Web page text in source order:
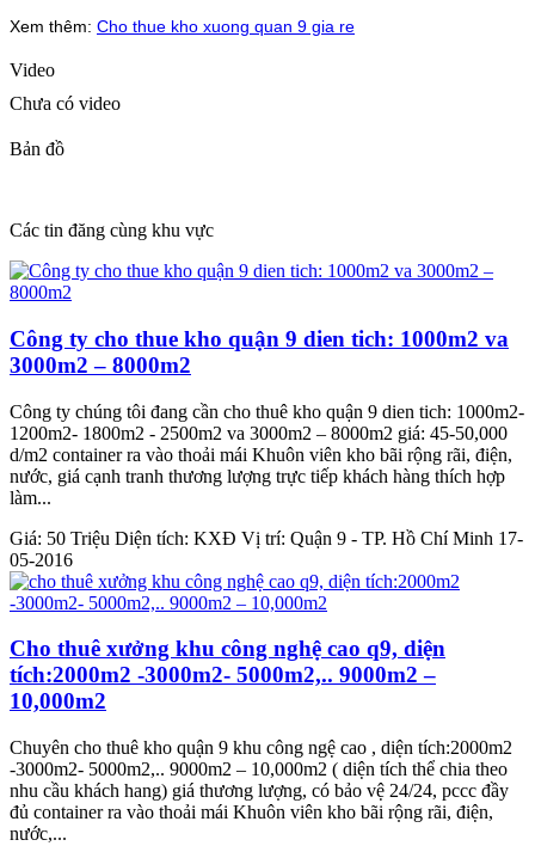
Xem thêm: Cho thue kho xuong quan 9 gia re
Video
Chưa có video
Bản đồ
Các tin đăng cùng khu vực
Công ty cho thue kho quận 9 dien tich: 1000m2 va
3000m2 – 8000m2
Công ty chúng tôi đang cần cho thuê kho quận 9 dien tich: 1000m2-
1200m2- 1800m2 - 2500m2 va 3000m2 – 8000m2 giá: 45-50,000
d/m2 container ra vào thoải mái Khuôn viên kho bãi rộng rãi, điện,
nước, giá cạnh tranh thương lượng trực tiếp khách hàng thích hợp
làm...
Giá: 50 Triệu Diện tích: KXĐ Vị trí: Quận 9 - TP. Hồ Chí Minh 17-
05-2016
Cho thuê xưởng khu công nghệ cao q9, diện
tích:2000m2 -3000m2- 5000m2,.. 9000m2 –
10,000m2
Chuyên cho thuê kho quận 9 khu công ngệ cao , diện tích:2000m2
-3000m2- 5000m2,.. 9000m2 – 10,000m2 ( diện tích thể chia theo
nhu cầu khách hang) giá thương lượng, có bảo vệ 24/24, pccc đầy
đủ container ra vào thoải mái Khuôn viên kho bãi rộng rãi, điện,
nước,...